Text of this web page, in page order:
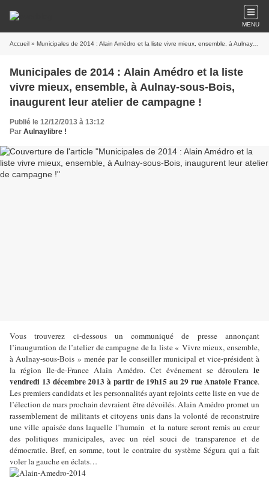
MENU
Accueil » Municipales de 2014 : Alain Amédro et la liste vivre mieux, ensemble, à Aulnay-sous-Bois, inaugurent leur atelier de campagne !
Municipales de 2014 : Alain Amédro et la liste
vivre mieux, ensemble, à Aulnay-sous-Bois,
inaugurent leur atelier de campagne !
Publié le 12/12/2013 à 13:12
Par Aulnaylibre !
Vous trouverez ci-dessous un communiqué de presse annonçant
l’inauguration de l’atelier de campagne de la liste « Vivre mieux, ensemble,
à Aulnay-sous-Bois » menée par le conseiller municipal et vice-président à
la région Ile-de-France Alain Amédro. Cet événement se déroulera le
vendredi 13 décembre 2013 à partir de 19h15 au 29 rue Anatole France.
Les premiers candidats et les personnalités ayant rejoints cette liste en vue de
l’élection de mars prochain devraient être dévoilés. Alain Amédro promet un
rassemblement de militants et citoyens unis dans la volonté de reconstruire
une ville apaisée dans laquelle l’humain et la nature seront remis au cœur
des politiques municipales, avec un réel souci de transparence et de
démocratie. Bref, en somme, tout le contraire du système Ségura qui a fait
voler la gauche en éclats…